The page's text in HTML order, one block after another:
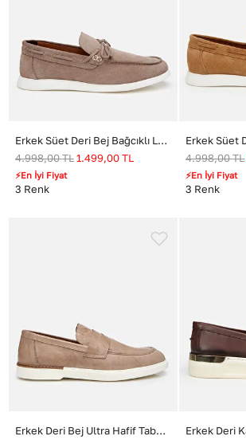
Erkek Süet Deri Bej Bağcıklı Loafer
4.998,00TL 1.499,00 TL
⚡En İyi Fiyat
3 Renk
4.998,00TL
⚡En İyi Fiyat
3 Renk
Erkek Deri Bej Ultra Hafif Tabanlı Klasik Loafer